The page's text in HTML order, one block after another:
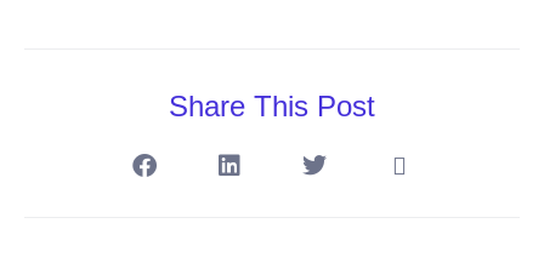
Share This Post